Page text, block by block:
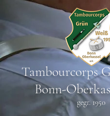
Tambourcorps
Bonn-
gegr. 1950